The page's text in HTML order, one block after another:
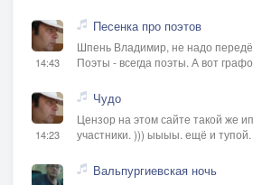
14:43
Песенка про поэтов
Шпень Владимир, не надо
Поэты - всегда поэты. А вот
14:23
Чудо
Цензор на этом сайте такой же
участники. ))) ыыыы. ещё и
Вальпургиевская ночь